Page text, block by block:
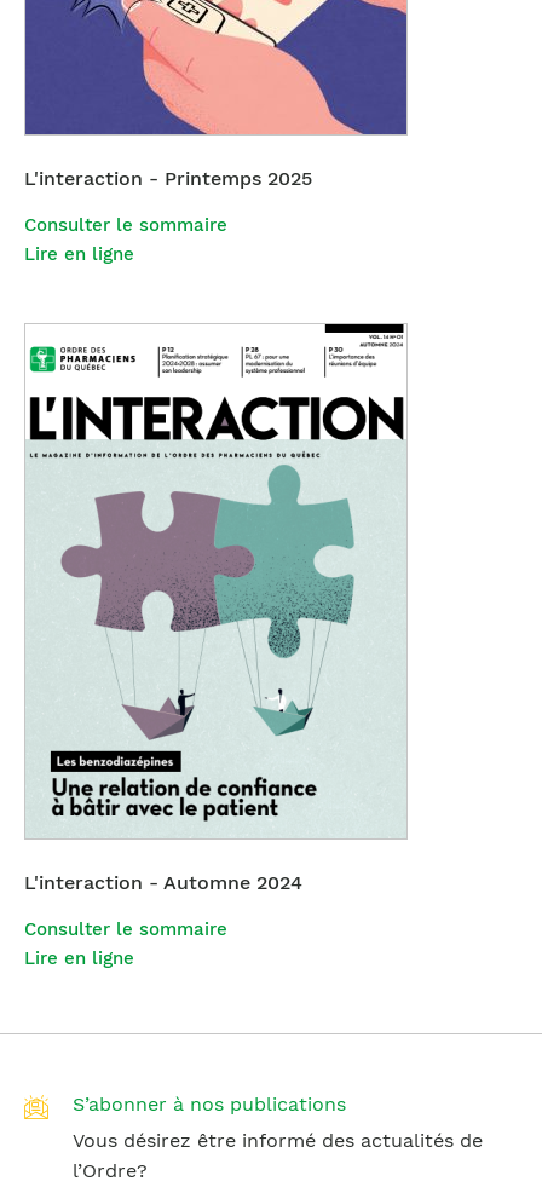
L'interaction - Printemps 2025
Consulter le sommaire
Lire en ligne
L'interaction - Automne 2024
Consulter le sommaire
Lire en ligne
S’abonner à nos publications
Vous désirez être informé des actualités de
l’Ordre?